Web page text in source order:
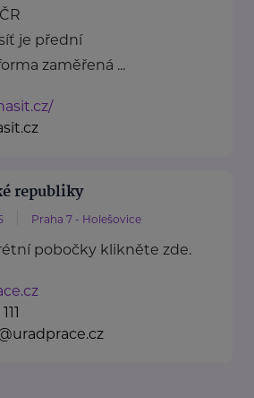
je přední
zaměřená ...
republiky
Praha 7 - Holešovice
pobočky klikněte zde.